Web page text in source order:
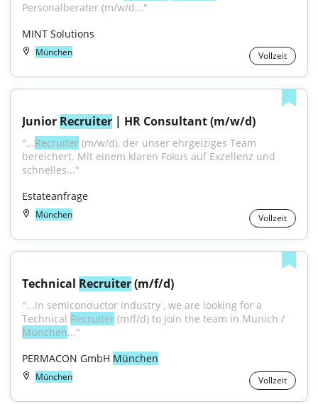
Personalberater (m/w/d..."
MINT Solutions
München Vollzeit
Junior Recruiter | HR Consultant (m/w/d)
"...Recruiter (m/w/d), der unser ehrgeiziges Team
bereichert. Mit einem klaren Fokus auf Exzellenz und
schnelles..."
Estateanfrage
München Vollzeit
Technical Recruiter (m/f/d)
"...in semiconductor industry , we are looking for a
Technical Recruiter
München..."
PERMACON GmbH München
München Vollzeit